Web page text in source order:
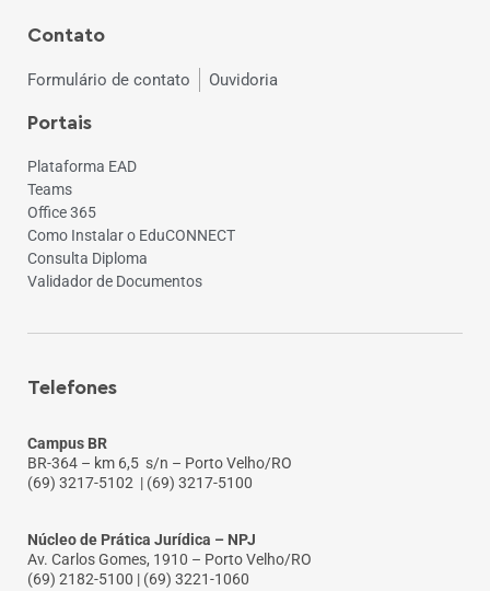
Contato
Formulário de contato Ouvidoria
Portais
Plataforma EAD
Teams
Office 365
Como Instalar o EduCONNECT
Consulta Diploma
Validador de Documentos
Telefones
Campus BR
BR-364 – km 6,5 s/n – Porto Velho/RO
(69) 3217-5102 | (69) 3217-5100
Núcleo de Prática Jurídica – NPJ
Av. Carlos Gomes, 1910 – Porto Velho/RO
(69) 2182-5100 | (69) 3221-1060